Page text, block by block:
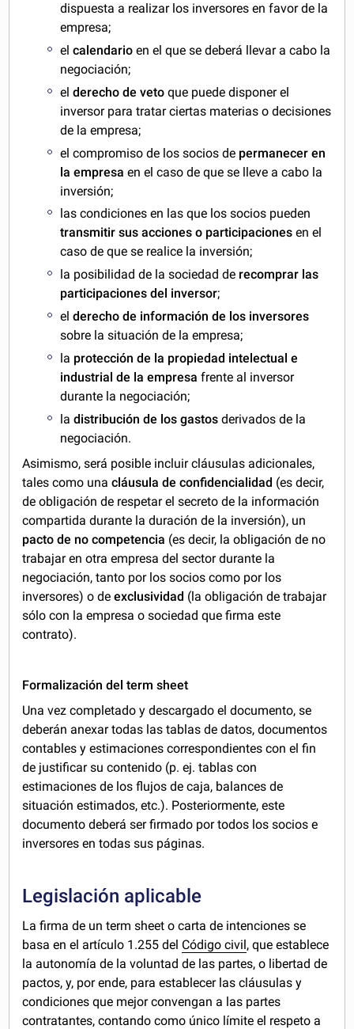
dispuesta a realizar los inversores en favor de la
empresa;
elcalendario en el que se deberá llevar a cabo la
negociación;
elderecho de veto que puede disponer el
inversor para tratar ciertas materias o decisiones
de la empresa;
el compromiso de los socios de permanecer en
la empresa en el caso de que se lleve a cabo la
inversión;
las condiciones en las que los socios pueden
transmitir sus acciones o participaciones en el
caso de que se realice la inversión;
la posibilidad de la sociedad de recomprar las
participaciones del inversor;
elderecho de información de los inversores
sobre la situación de la empresa;
la protección de la propiedad intelectual e
industrial de la empresa frente al inversor
durante la negociación;
ladistribución de los gastos derivados de la
negociación.
Asimismo, será posible incluir cláusulas adicionales,
tales como unacláusula de confidencialidad (es decir,
de obligación de respetar el secreto de la información
compartida durante la duración de la inversión), un
pacto de no competencia (es decir, la obligación de no
trabajar en otra empresa del sector durante la
negociación, tanto por los socios como por los
inversores) o deexclusividad (la obligación de trabajar
sólo con la empresa o sociedad que firma este
contrato).
Formalización del term sheet
Una vez completado y descargado el documento, se
deberán anexar todas las tablas de datos, documentos
contables y estimaciones correspondientes con el fin
de justificar su contenido (p. ej. tablas con
estimaciones de los flujos de caja, balances de
situación estimados, etc.). Posteriormente, este
documento deberá ser firmado por todos los socios e
inversores en todas sus páginas.
Legislación aplicable
La firma de un term sheet o carta de intenciones se
basa en el artículo 1.255 del Código civil, que establece
la autonomía de la voluntad de las partes, o libertad de
pactos, y, por ende, para establecer las cláusulas y
condiciones que mejor convengan a las partes
contratantes, contando como único límite el respeto a